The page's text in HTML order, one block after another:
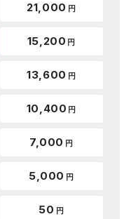
21,000 円
15,200 円
13,600 円
10,400 円
7,000 円
5,000 円
50 円